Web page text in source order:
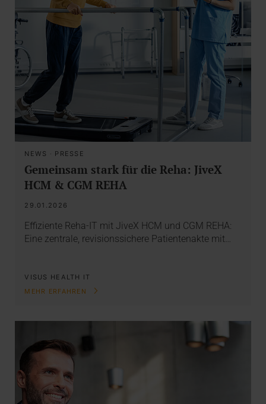
NEWS · PRESSE
Gemeinsam stark für die Reha: JiveX
HCM & CGM REHA
29.01.2026
Effiziente Reha-IT mit JiveX HCM und CGM REHA:
Eine zentrale, revisionssichere Patientenakte mit…
VISUS HEALTH IT
MEHR ERFAHREN